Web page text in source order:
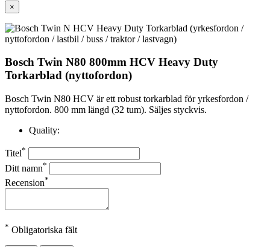
×
Bosch Twin N80 800mm HCV Heavy Duty
Torkarblad (nyttofordon)
Bosch Twin N80 HCV är ett robust torkarblad för yrkesfordon /
nyttofordon. 800 mm längd (32 tum). Säljes styckvis.
Quality:
Titel*
Ditt namn*
Recension*
* Obligatoriska fält